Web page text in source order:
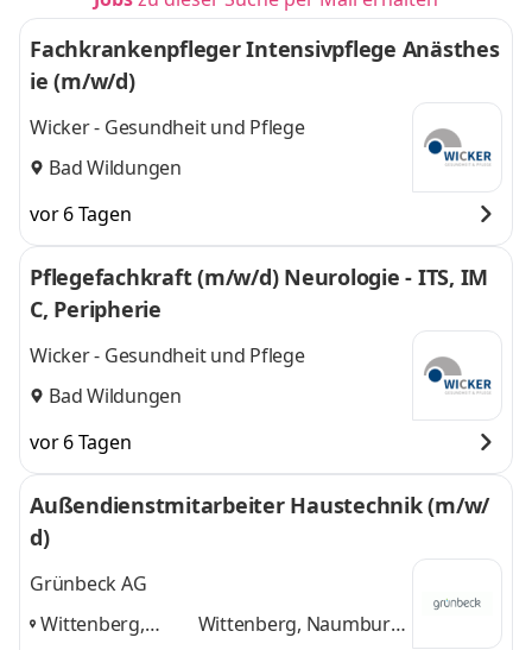
Fachkrankenpfleger Intensivpflege Anästhes
ie (m/w/d)
Wicker - Gesundheit und Pflege
Bad Wildungen
vor 6 Tagen
Pflegefachkraft (m/w/d) Neurologie - ITS, IM
C, Peripherie
Wicker - Gesundheit und Pflege
Bad Wildungen
vor 6 Tagen
Außendienstmitarbeiter Haustechnik (m/w/
d)
Grünbeck AG
Wittenberg,
Wittenberg, Naumburg